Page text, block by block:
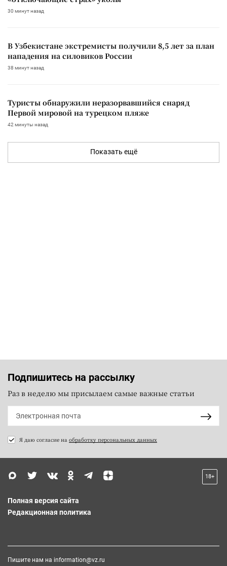
30 минут назад
В Узбекистане экстремисты получили 8,5 лет за план
нападения на силовиков России
38 минут назад
Туристы обнаружили неразорвавшийся снаряд
Первой мировой на турецком пляже
42 минуты назад
Показать ещё
Подпишитесь на рассылку
Раз в неделю мы присылаем самые важные статьи
Я даю согласие на обработку персональных данных
18+
Полная версия сайта
Редакционная политика
Пишите нам на information@vz.ru